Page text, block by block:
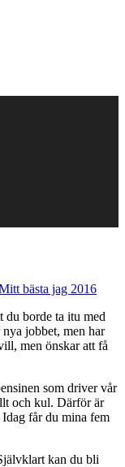
bästa jag 2016
du borde ta itu med
jobbet, men har
men önskar att få
som driver vår
och kul. Därför är
får du mina fem
kan du bli